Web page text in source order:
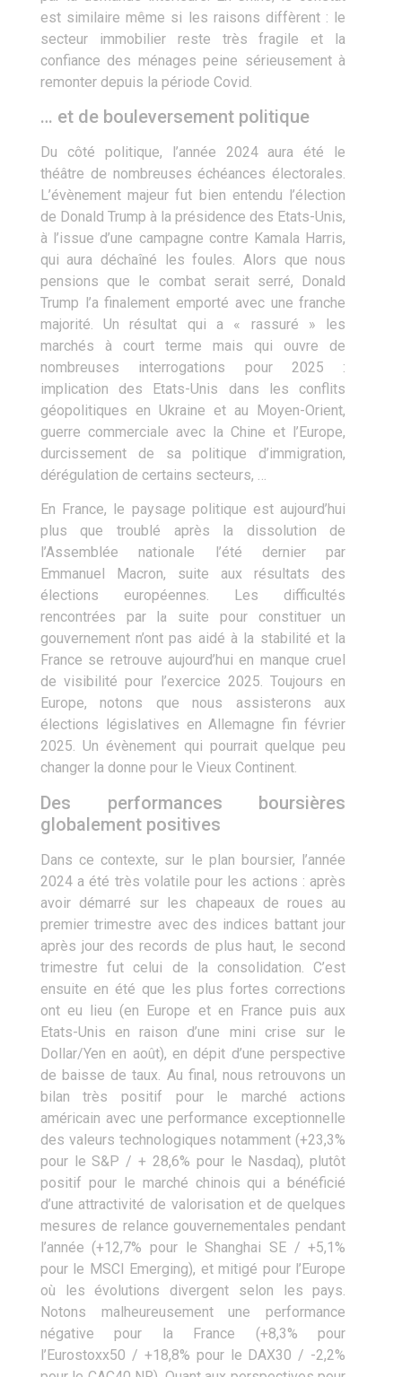
est similaire même si les raisons diffèrent : le
secteur immobilier reste très fragile et la
confiance des ménages peine sérieusement à
remonter depuis la période Covid.
… et de bouleversement politique
Du côté politique, l’année 2024 aura été le
théâtre de nombreuses échéances électorales.
L’évènement majeur fut bien entendu l’élection
de Donald Trump à la présidence des Etats-Unis,
à l’issue d’une campagne contre Kamala Harris,
qui aura déchaîné les foules. Alors que nous
pensions que le combat serait serré, Donald
Trump l’a finalement emporté avec une franche
majorité. Un résultat qui a « rassuré » les
marchés à court terme mais qui ouvre de
nombreuses interrogations pour 2025 :
implication des Etats-Unis dans les conflits
géopolitiques en Ukraine et au Moyen-Orient,
guerre commerciale avec la Chine et l’Europe,
durcissement de sa politique d’immigration,
dérégulation de certains secteurs, …
En France, le paysage politique est aujourd’hui
plus que troublé après la dissolution de
l’Assemblée nationale l’été dernier par
Emmanuel Macron, suite aux résultats des
élections européennes. Les difficultés
rencontrées par la suite pour constituer un
gouvernement n’ont pas aidé à la stabilité et la
France se retrouve aujourd’hui en manque cruel
de visibilité pour l’exercice 2025. Toujours en
Europe, notons que nous assisterons aux
élections législatives en Allemagne fin février
2025. Un évènement qui pourrait quelque peu
changer la donne pour le Vieux Continent.
Des performances boursières
globalement positives
Dans ce contexte, sur le plan boursier, l’année
2024 a été très volatile pour les actions : après
avoir démarré sur les chapeaux de roues au
premier trimestre avec des indices battant jour
après jour des records de plus haut, le second
trimestre fut celui de la consolidation. C’est
ensuite en été que les plus fortes corrections
ont eu lieu (en Europe et en France puis aux
Etats-Unis en raison d’une mini crise sur le
Dollar/Yen en août), en dépit d’une perspective
de baisse de taux. Au final, nous retrouvons un
bilan très positif pour le marché actions
américain avec une performance exceptionnelle
des valeurs technologiques notamment (+23,3%
pour le S&P / + 28,6% pour le Nasdaq), plutôt
positif pour le marché chinois qui a bénéficié
d’une attractivité de valorisation et de quelques
mesures de relance gouvernementales pendant
l’année (+12,7% pour le Shanghai SE / +5,1%
pour le MSCI Emerging), et mitigé pour l’Europe
où les évolutions divergent selon les pays.
Notons malheureusement une performance
négative pour la France (+8,3% pour
l’Eurostoxx50 / +18,8% pour le DAX30 / -2,2%